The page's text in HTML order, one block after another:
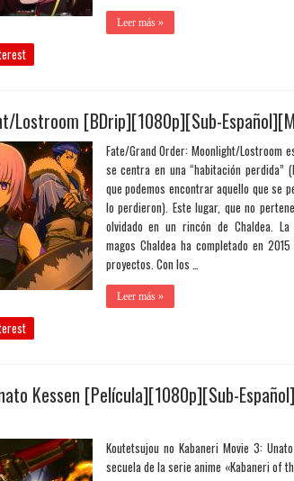
Leer más »
Lostroom [BDrip][1080p][Sub-
Fate/Grand Order: Moonlight/Lostroom
se centra en una “habitación perdida”
que podemos encontrar aquello que se
lo perdieron). Este lugar, que no
olvidado en un rincón de Chaldea.
magos Chaldea ha completado en
proyectos. Con los …
Leer más »
Kessen [Película][1080p][Sub-
Koutetsujou no Kabaneri Movie 3:
secuela de la serie anime «Kabaneri of